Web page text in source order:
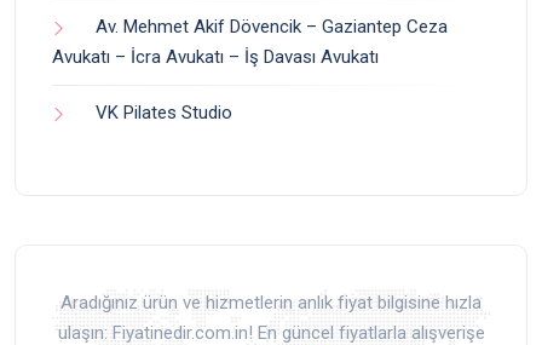
Av. Mehmet Akif Dövencik – Gaziantep Ceza
Avukatı – İcra Avukatı – İş Davası Avukatı
VK Pilates Studio
Aradığınız ürün ve hizmetlerin anlık fiyat bilgisine hızla
ulaşın: Fiyatinedir.com.in! En güncel fiyatlarla alışverişe